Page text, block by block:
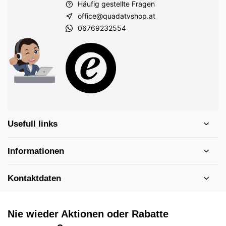
Häufig gestellte Fragen
office@quadatvshop.at
06769232554
Usefull links
Informationen
Kontaktdaten
Nie wieder Aktionen oder Rabatte